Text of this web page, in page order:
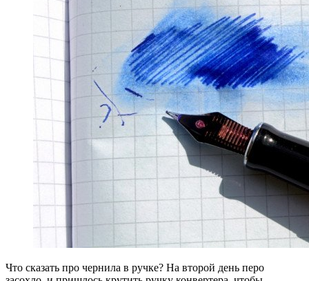
Что сказать про чернила в ручке? На второй день перо